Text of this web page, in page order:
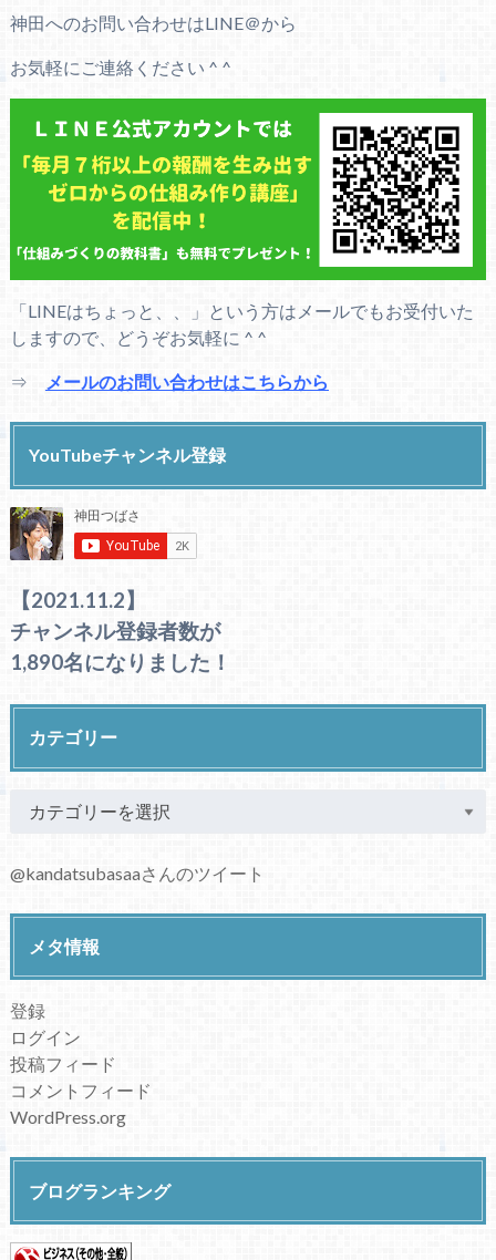
神田へのお問い合わせはLINE＠から
お気軽にご連絡ください ^ ^
「LINEはちょっと、、」という方はメールでもお受付いた
しますので、どうぞお気軽に ^ ^
⇒ メールのお問い合わせはこちらから
YouTubeチャンネル登録
【2021.11.2】
チャンネル登録者数が
1,890名になりました！
カテゴリー
@kandatsubasaaさんのツイート
メタ情報
登録
ログイン
投稿フィード
コメントフィード
WordPress.org
ブログランキング